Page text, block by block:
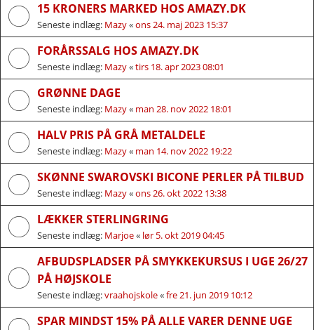
15 KRONERS MARKED HOS AMAZY.DK
Seneste indlæg: Mazy«ons 24. maj 2023 15:37
FORÅRSSALG HOS AMAZY.DK
Seneste indlæg: Mazy«tirs 18. apr 2023 08:01
GRØNNE DAGE
Seneste indlæg: Mazy« man 28. nov 2022 18:01
HALV PRIS PÅ GRÅ METALDELE
Seneste indlæg: Mazy« man 14. nov 2022 19:22
SKØNNE SWAROVSKI BICONE PERLER PÅ TILBUD
Seneste indlæg: Mazy«ons 26. okt 2022 13:38
LÆKKER STERLINGRING
Seneste indlæg: Marjoe« lør 5. okt 2019 04:45
AFBUDSPLADSER PÅ SMYKKEKURSUS I UGE 26/27
PÅ HØJSKOLE
Seneste indlæg:vraahojskole«fre 21. jun 2019 10:12
SPAR MINDST 15% PÅ ALLE VARER DENNE UGE